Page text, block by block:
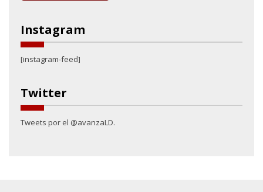
Instagram
[instagram-feed]
Twitter
Tweets por el @avanzaLD.